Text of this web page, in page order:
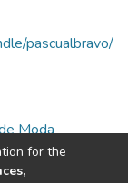
pascualbravo/
Moda
for the